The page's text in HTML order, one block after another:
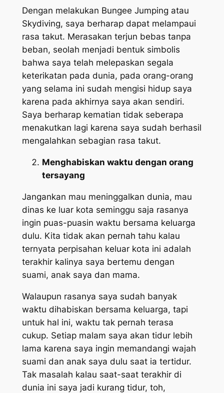
Dengan melakukan Bungee Jumping atau
Skydiving, saya berharap dapat melampaui
rasa takut. Merasakan terjun bebas tanpa
beban, seolah menjadi bentuk simbolis
bahwa saya telah melepaskan segala
keterikatan pada dunia, pada orang-orang
yang selama ini sudah mengisi hidup saya
karena pada akhirnya saya akan sendiri.
Saya berharap kematian tidak seberapa
menakutkan lagi karena saya sudah berhasil
mengalahkan sebagian rasa takut.
Menghabiskan waktu dengan orang
tersayang
Jangankan mau meninggalkan dunia, mau
dinas ke luar kota seminggu saja rasanya
ingin puas-puasin waktu bersama keluarga
dulu. Kita tidak akan pernah tahu kalau
ternyata perpisahan keluar kota ini adalah
terakhir kalinya saya bertemu dengan
suami, anak saya dan mama.
Walaupun rasanya saya sudah banyak
waktu dihabiskan bersama keluarga, tapi
untuk hal ini, waktu tak pernah terasa
cukup. Setiap malam saya akan tidur lebih
lama karena saya ingin memandangi wajah
suami dan anak saya dulu saat ia tertidur.
Tak masalah kalau saat-saat terakhir di
dunia ini saya jadi kurang tidur, toh,